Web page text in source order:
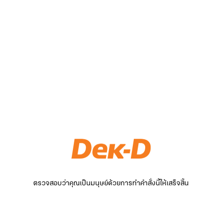
ตรวจสอบว่าคุณเป็นมนุษย์ด้วยการทำคำสั่งนี้ให้เสร็จสิ้น